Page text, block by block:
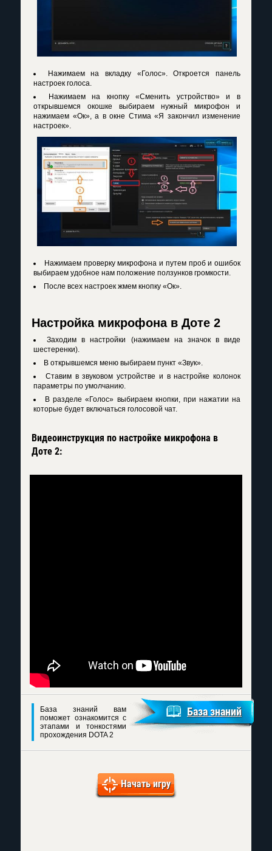
Нажимаем на вкладку «Голос». Откроется панель
настроек голоса.
Нажимаем на кнопку «Сменить устройство» и в
открывшемся окошке выбираем нужный микрофон и
нажимаем «Ок», а в окне Стима «Я закончил изменение
настроек».
Нажимаем проверку микрофона и путем проб и ошибок
выбираем удобное нам положение ползунков громкости.
После всех настроек жмем кнопку «Ок».
Настройка микрофона в Доте 2
Заходим в настройки (нажимаем на значок в виде
шестеренки).
В открывшемся меню выбираем пункт «Звук».
Ставим в звуковом устройстве и в настройке колонок
параметры по умолчанию.
В разделе «Голос» выбираем кнопки, при нажатии на
которые будет включаться голосовой чат.
Видеоинструкция по настройке микрофона в
Доте 2:
База знаний вам
поможет ознакомится с
этапами и тонкостями
прохождения DOTA 2
База знаний
Начать игру